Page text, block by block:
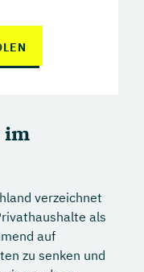
im
verzeichnet
als
auf
zu senken und